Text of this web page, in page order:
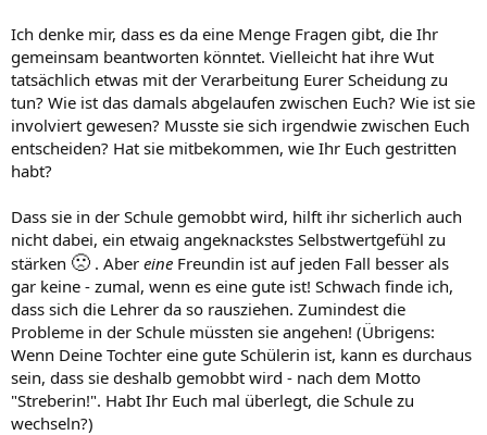
Ich denke mir, dass es da eine Menge Fragen gibt, die Ihr
gemeinsam beantworten könntet. Vielleicht hat ihre Wut
tatsächlich etwas mit der Verarbeitung Eurer Scheidung zu
tun? Wie ist das damals abgelaufen zwischen Euch? Wie ist sie
involviert gewesen? Musste sie sich irgendwie zwischen Euch
entscheiden? Hat sie mitbekommen, wie Ihr Euch gestritten
habt?
Dass sie in der Schule gemobbt wird, hilft ihr sicherlich auch
nicht dabei, ein etwaig angeknackstes Selbstwertgefühl zu
stärken 🙁 . Aber eine Freundin ist auf jeden Fall besser als
gar keine - zumal, wenn es eine gute ist! Schwach finde ich,
dass sich die Lehrer da so rausziehen. Zumindest die
Probleme in der Schule müssten sie angehen! (Übrigens:
Wenn Deine Tochter eine gute Schülerin ist, kann es durchaus
sein, dass sie deshalb gemobbt wird - nach dem Motto
"Streberin!". Habt Ihr Euch mal überlegt, die Schule zu
wechseln?)